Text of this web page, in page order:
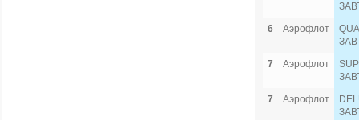
6
Аэрофлот
7
Аэрофлот
7
Аэрофлот